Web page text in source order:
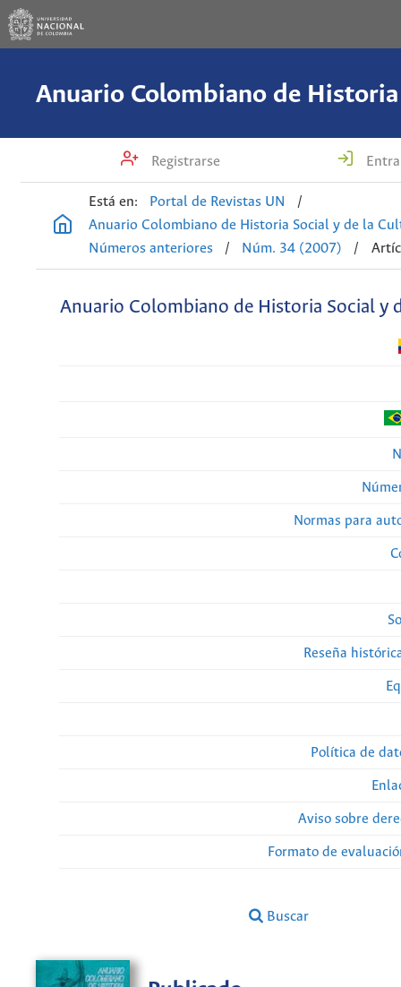
Registrarse
Está en: Portal de Revistas UN
/
Anuario Colombiano de Historia Social y de la
Números anteriores
/ Núm. 34 (2007) /
Anuario Colombiano de Historia Social y
Normas para
Reseña
Política de
Aviso sobre
Formato de
Buscar